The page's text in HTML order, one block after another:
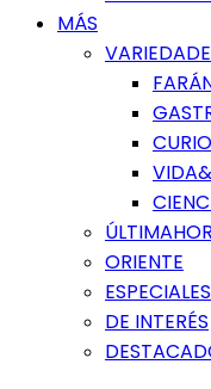
MÁS
ORIENTE
ESPECIALES
DE INTERÉS